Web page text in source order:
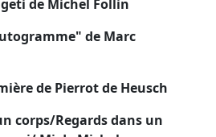
de Michel Follin
de Marc
de Pierrot de Heusch
corps/Regards dans un